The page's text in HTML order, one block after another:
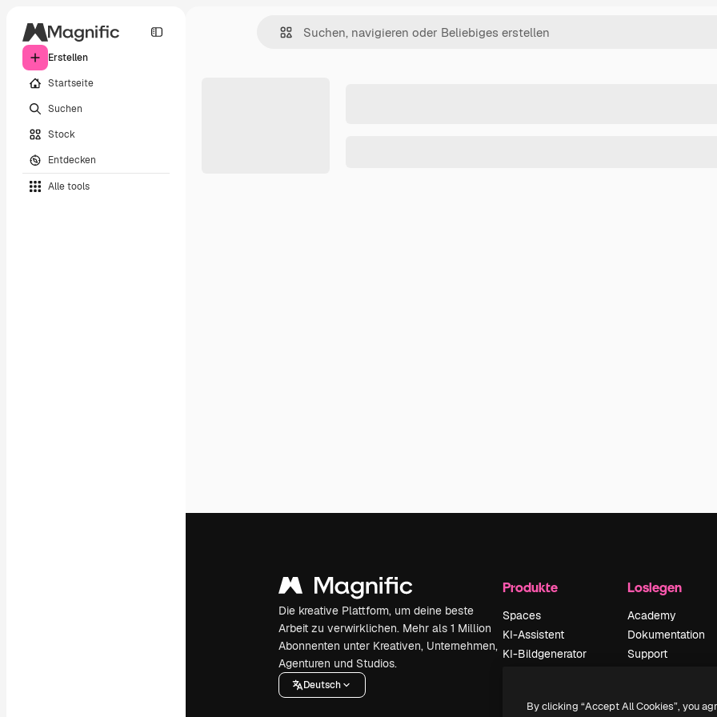
Erstellen
Startseite
Suchen
Stock
Entdecken
Alle tools
Die kreative Plattform, um deine beste
Arbeit zu verwirklichen. Mehr als 1 Million
Abonnenten unter Kreativen, Unternehmen,
Agenturen und Studios.
Deutsch
Produkte
Spaces
KI-Assistent
KI-Bildgenerator
Stimmengenerator
Loslegen
Academy
Dokumentation
Support
Originale Neu
By clicking “Accept All Cookies”, you